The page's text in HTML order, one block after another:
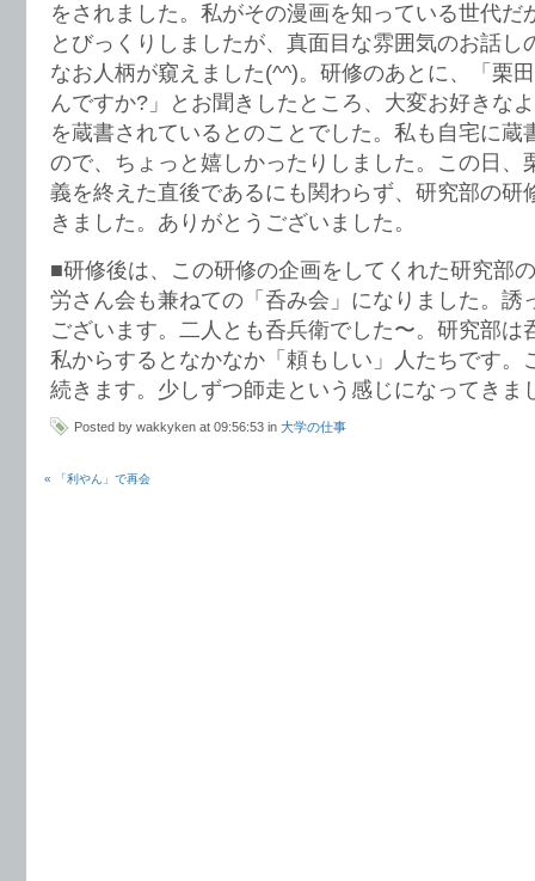
をされました。私がその漫画を知っている世代だ
とびっくりしましたが、真面目な雰囲気のお話し
なお人柄が窺えました(^^)。研修のあとに、「栗
んですか?」とお聞きしたところ、大変お好きな
を蔵書されているとのことでした。私も自宅に蔵
ので、ちょっと嬉しかったりしました。この日、
義を終えた直後であるにも関わらず、研究部の研
きました。ありがとうございました。
■研修後は、この研修の企画をしてくれた研究部
労さん会も兼ねての「呑み会」になりました。誘
ございます。二人とも呑兵衛でした〜。研究部は
私からするとなかなか「頼もしい」人たちです。
続きます。少しずつ師走という感じになってきま
Posted by wakkyken at 09:56:53 in 大学の仕事
« 「利やん」で再会